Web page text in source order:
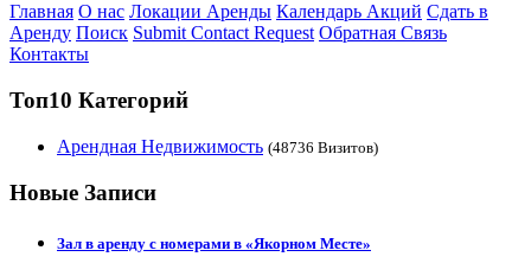
Главная О нас Локации Аренды Календарь Акций Сдать в
Аренду Поиск Submit Contact Request Обратная Связь
Контакты
Топ10 Категорий
Арендная Недвижимость (48736 Визитов)
Новые Записи
Зал в аренду с номерами в «Якорном Месте»